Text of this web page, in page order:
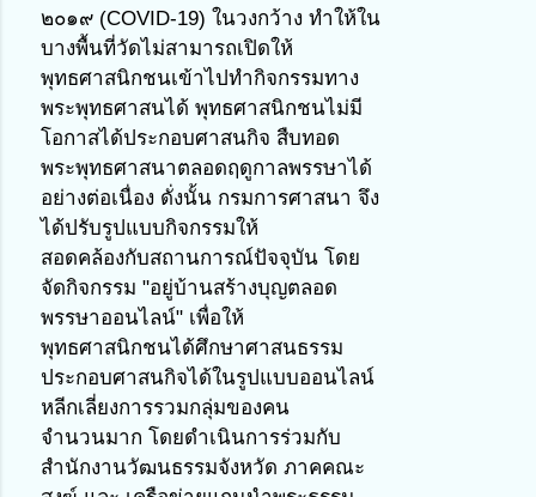
๒๐๑๙ (COVID-19) ในวงกว้าง ทำให้ใน
บางพื้นที่วัดไม่สามารถเปิดให้
พุทธศาสนิกชนเข้าไปทำกิจกรรมทาง
พระพุทธศาสนได้ พุทธศาสนิกชนไม่มี
โอกาสได้ประกอบศาสนกิจ สืบทอด
พระพุทธศาสนาตลอดฤดูกาลพรรษาได้
อย่างต่อเนื่อง ดั่งนั้น กรมการศาสนา จึง
ได้ปรับรูปแบบกิจกรรมให้
สอดคล้องกับสถานการณ์ปัจจุบัน โดย
จัดกิจกรรม "อยู่บ้านสร้างบุญตลอด
พรรษาออนไลน์" เพื่อให้
พุทธศาสนิกชนได้ศึกษาศาสนธรรม
ประกอบศาสนกิจได้ในรูปแบบออนไลน์
หลีกเลี่ยงการรวมกลุ่มของคน
จำนวนมาก โดยดำเนินการร่วมกับ
สำนักงานวัฒนธรรมจังหวัด ภาคคณะ